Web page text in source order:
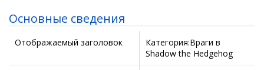
Основные сведения
Отображаемый заголовок
Категория:Враги в
Shadow the Hedgehog